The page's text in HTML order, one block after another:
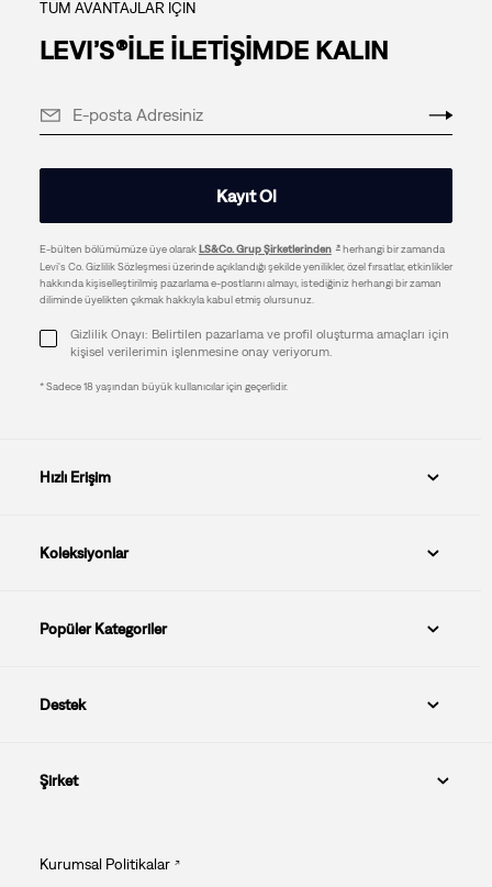
TÜM AVANTAJLAR İÇİN
LEVI’S®İLE İLETİŞİMDE KALIN
Kayıt Ol
E-bülten bölümümüze üye olarakLS&Co. Grup Şirketlerinden
herhangi bir zamanda
Levi's Co. Gizlilik Sözleşmesi üzerinde açıklandığı şekilde yenilikler, özel fırsatlar, etkinlikler
hakkında kişiselleştirilmiş pazarlama e-postlarını almayı, istediğiniz herhangi bir zaman
diliminde üyelikten çıkmak hakkıyla kabul etmiş olursunuz.
Gizlilik Onayı: Belirtilen pazarlama ve profil oluşturma amaçları için
kişisel verilerimin işlenmesine onay veriyorum.
* Sadece 18 yaşından büyük kullanıcılar için geçerlidir.
Hızlı Erişim
Koleksiyonlar
Popüler Kategoriler
Destek
Şirket
Kurumsal Politikalar